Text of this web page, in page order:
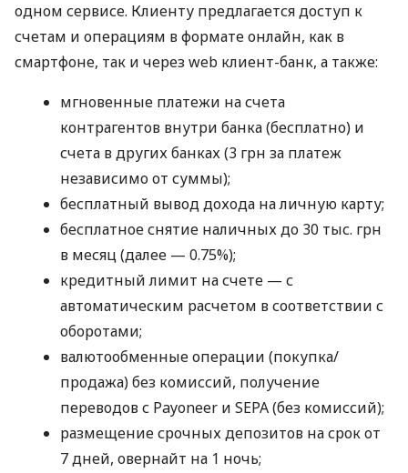
одном сервисе. Клиенту предлагается доступ к
счетам и операциям в формате онлайн, как в
смартфоне, так и через web клиент-банк, а также:
мгновенные платежи на счета
контрагентов внутри банка (бесплатно) и
счета в других банках (3 грн за платеж
независимо от суммы);
бесплатный вывод дохода на личную карту;
бесплатное снятие наличных до 30 тыс. грн
в месяц (далее — 0.75%);
кредитный лимит на счете — с
автоматическим расчетом в соответствии с
оборотами;
валютообменные операции (покупка/
продажа) без комиссий, получение
переводов с Payoneer и SEPA (без комиссий);
размещение срочных депозитов на срок от
7 дней, овернайт на 1 ночь;